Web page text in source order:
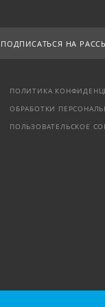
ПОДПИСАТЬСЯ НА
ПОЛИТИКА
ОБРАБОТКИ
ПОЛЬЗОВАТЕЛЬСКОЕ